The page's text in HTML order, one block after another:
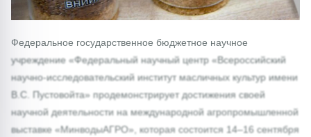
Федеральное государственное бюджетное научное
учреждение «Федеральный научный центр «Всероссийский
научно-исследовательский институт масличных культур имени
В.С. Пустовойта» продемонстрирует достижения своей
научной деятельности на международной агропромышленной
выставке «МинводыАГРО», которая состоится 14–16 сентября